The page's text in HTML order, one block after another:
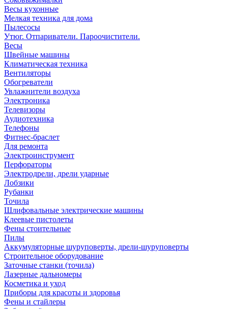
Весы кухонные
Мелкая техника для дома
Пылесосы
Утюг. Отпариватели. Пароочистители.
Весы
Швейные машины
Климатическая техника
Вентиляторы
Обогреватели
Увлажнители воздуха
Электроника
Телевизоры
Аудиотехника
Телефоны
Фитнес-браслет
Для ремонта
Электроинструмент
Перфораторы
Электродрели, дрели ударные
Лобзики
Рубанки
Точила
Шлифовальные электрические машины
Клеевые пистолеты
Фены стоительные
Пилы
Аккумуляторные шуруповерты, дрели-шуруповерты
Строительное оборудование
Заточные станки (точила)
Лазерные дальномеры
Косметика и уход
Приборы для красоты и здоровья
Фены и стайлеры